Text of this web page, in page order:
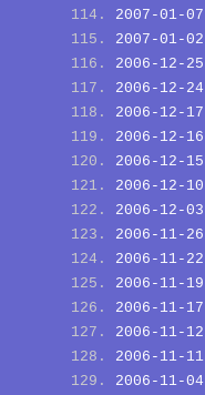
2007-01-07
2007-01-02
2006-12-25
2006-12-24
2006-12-17
2006-12-16
2006-12-15
2006-12-10
2006-12-03
2006-11-26
2006-11-22
2006-11-19
2006-11-17
2006-11-12
2006-11-11
2006-11-04